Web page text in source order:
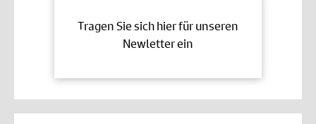
Tragen Sie sich hier für unseren
Newletter ein